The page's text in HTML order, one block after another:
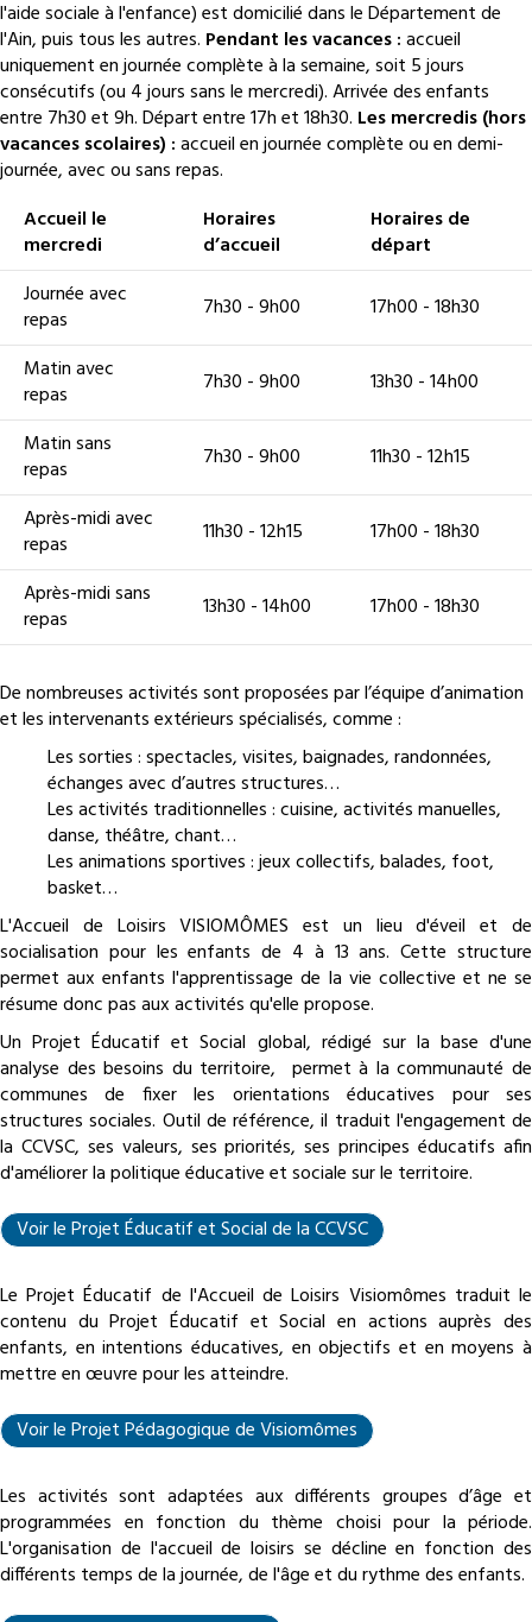
l'aide sociale à l'enfance) est domicilié dans le Département de
l'Ain, puis tous les autres. Pendant les vacances :accueil
uniquement en journée complète à la semaine, soit 5 jours
consécutifs (ou 4 jours sans le mercredi). Arrivée des enfants
entre 7h30 et 9h. Départ entre 17h et 18h30. Les mercredis (hors
vacances scolaires) :accueil en journée complète ou en demi-
journée, avec ou sans repas.
Accueil le
mercredi
Horaires
d’accueil
Horaires de
départ
Journée avec
repas
7h30 - 9h00
17h00 - 18h30
Matin avec
repas
7h30 - 9h00
13h30 - 14h00
Matin sans
repas
7h30 - 9h00
11h30 - 12h15
Après-midi avec
repas
11h30 - 12h15
17h00 - 18h30
Après-midi sans
repas
13h30 - 14h00 17h00 - 18h30
De nombreuses activités sont proposées par l’équipe d’animation
et les intervenants extérieurs spécialisés, comme :
Les sorties : spectacles, visites, baignades, randonnées,
échanges avec d’autres structures…
Les activités traditionnelles : cuisine, activités manuelles,
danse, théâtre, chant…
Les animations sportives : jeux collectifs, balades, foot,
basket…
L'Accueil de Loisirs VISIOMÔMES est un lieu d'éveil et de
socialisation pour les enfants de 4 à 13 ans. Cette structure
permet aux enfants l'apprentissage de la vie collective et ne se
résume donc pas aux activités qu'elle propose.
Un Projet Éducatif et Social global, rédigé sur la base d'une
analyse des besoins du territoire, permet à la communauté de
communes de fixer les orientations éducatives pour ses
structures sociales. Outil de référence, il traduit l'engagement de
la CCVSC, ses valeurs, ses priorités, ses principes éducatifs afin
d'améliorer la politique éducative et sociale sur le territoire.
Voir le Projet Éducatif et Social de la CCVSC
Le Projet Éducatif de l'Accueil de Loisirs Visiomômes traduit le
contenu du Projet Éducatif et Social en actions auprès des
enfants, en intentions éducatives, en objectifs et en moyens à
mettre en œuvre pour les atteindre.
Voir le Projet Pédagogique de Visiomômes
Les activités sont adaptées aux différents groupes d’âge et
programmées en fonction du thème choisi pour la période.
L'organisation de l'accueil de loisirs se décline en fonction des
différents temps de la journée, de l'âge et du rythme des enfants.